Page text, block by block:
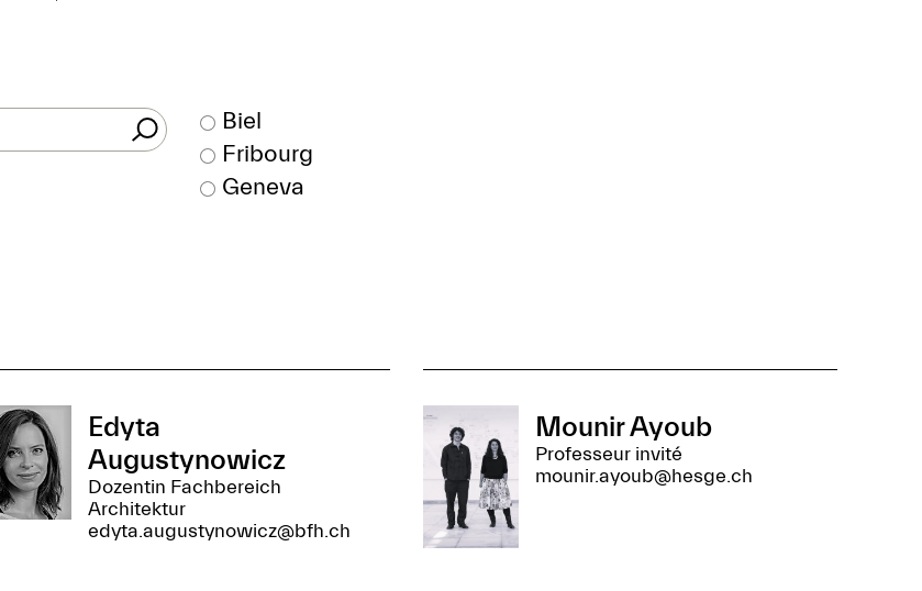
Biel
Fribourg
Geneva
Edyta
Augustynowicz
Dozentin Fachbereich
Architektur
edyta.augustynowicz@bfh.ch
Mounir Ayoub
Professeur invité
mounir.ayoub@hesge.ch